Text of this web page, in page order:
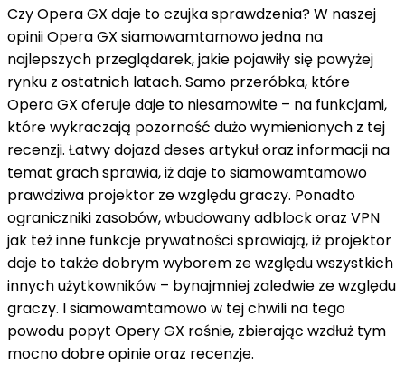
Czy Opera GX daje toczujkasprawdzenia? W naszej
opinii Opera GX siamowamtamowojedna na
najlepszych przeglądarek, jakie pojawiły się powyżej
rynku z ostatnich latach. Samo przeróbka, które
Opera GX oferujedaje to niesamowite – na funkcjami,
które wykraczają pozorność dużowymienionych z tej
recenzji. Łatwydojazddesesartykułoraz informacji na
temat grach sprawia,iżdaje tosiamowamtamowo
prawdziwa projektor ze względugraczy. Ponadto
ograniczniki zasobów,wbudowanyadblockoraz VPN
jak teżinne funkcje prywatności sprawiają,iż projektor
daje to takżedobrym wyborem ze względuwszystkich
innych użytkowników – bynajmniej zaledwie ze względu
graczy. Isiamowamtamowow tej chwili na tego
powodu popyt Opery GX rośnie, zbierając wzdłuż tym
mocnodobre opinieoraz recenzje.